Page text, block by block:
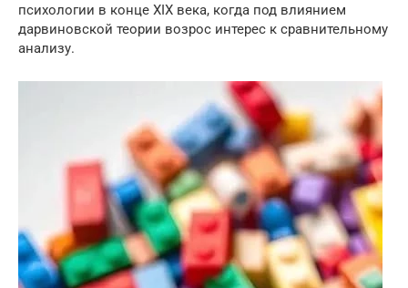
психологии в конце XIX века, когда под влиянием
дарвиновской теории возрос интерес к сравнительному
анализу.